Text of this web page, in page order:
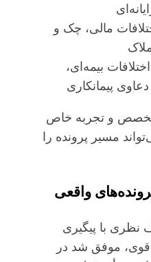
مالی، چک و
اختلافات بیمه‌ای،
پیمانکاری
تخصص و تجربه خاص
مسیر پرونده را
واقعی
نظری با پیگیری
قوی، موفق شد در